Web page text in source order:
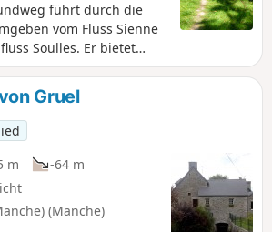
führt durch die
vom Fluss Sienne
Soulles. Er bietet
die Bocage-Landschaft
und ermöglicht es
und artenreiche
Gruel
m
-64 m
(Manche)